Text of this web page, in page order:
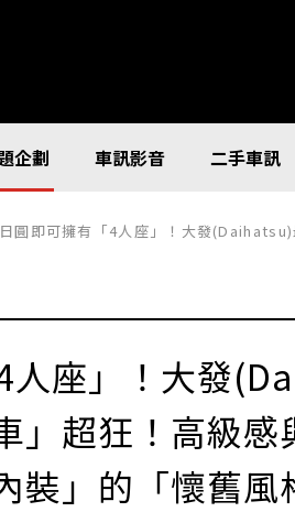
企劃 車訊影音 二手車訊
即可擁有「4人座」！大發(Daihatsu)最便宜的「入門級乘用車」
人座」！大發
」超狂！高級感
裝」的「懷舊風